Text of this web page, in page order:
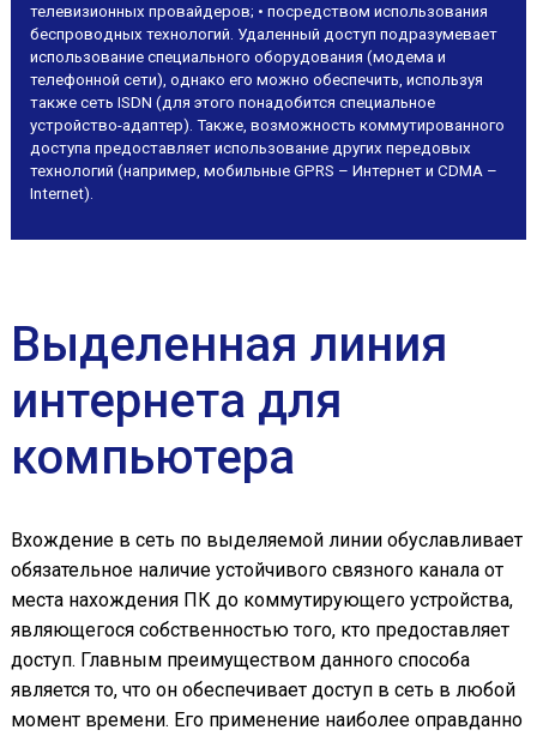
телевизионных провайдеров; • посредством использования
беспроводных технологий. Удаленный доступ подразумевает
использование специального оборудования (модема и
телефонной сети), однако его можно обеспечить, используя
также сеть ISDN (для этого понадобится специальное
устройство-адаптер). Также, возможность коммутированного
доступа предоставляет использование других передовых
технологий (например, мобильные GPRS – Интернет и CDMA –
Internet).
Выделенная линия
интернета для
компьютера
Вхождение в сеть по выделяемой линии обуславливает
обязательное наличие устойчивого связного канала от
места нахождения ПК до коммутирующего устройства,
являющегося собственностью того, кто предоставляет
доступ. Главным преимуществом данного способа
является то, что он обеспечивает доступ в сеть в любой
момент времени. Его применение наиболее оправданно